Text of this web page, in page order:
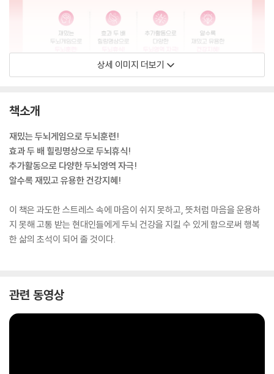
상세 이미지 더보기
책소개
재밌는 두뇌게임으로 두뇌훈련!
효과 두 배 힐링명상으로 두뇌휴식!
추가활동으로 다양한 두뇌영역 자극!
알수록 재밌고 유용한 건강지혜!
이 책은 과도한 스트레스 속에 마음이 쉬지 못하고, 뜻처럼 마음을 운용하
지 못해 고통 받는 현대인들에게 두뇌 건강을 지킬 수 있게 함으로써 행복
한 삶의 초석이 되어 줄 것이다.
관련 동영상